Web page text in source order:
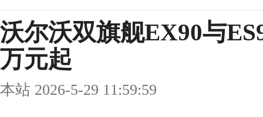
沃尔沃双旗舰EX90与
万元起
本站 2026-5-29 11:59:59